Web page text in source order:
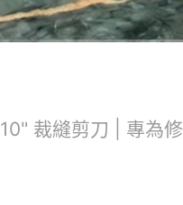
10" 裁縫剪刀 | 專為